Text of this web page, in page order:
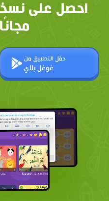
احصل على
حمّل التطبيق من
غوغل بلاي